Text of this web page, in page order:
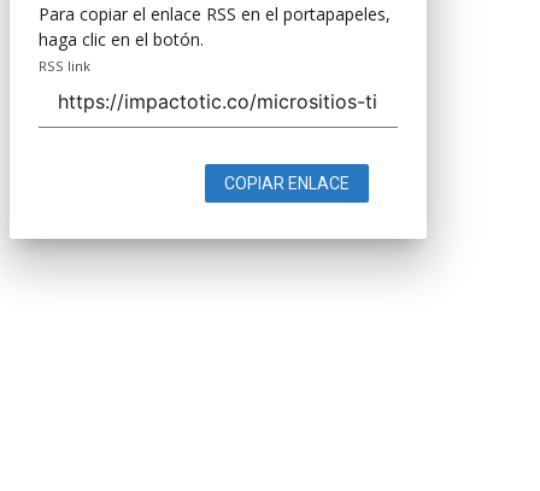
Para copiar el enlace RSS en el portapapeles,
haga clic en el botón.
RSS link
COPIAR ENLACE